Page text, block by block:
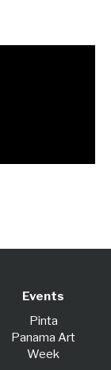
Events
Pinta
Panama Art
Week